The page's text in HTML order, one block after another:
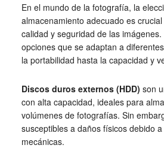
En el mundo de la fotografía, la
almacenamiento adecuado es
calidad y seguridad de las
opciones que se adaptan a
la portabilidad hasta la capacidad y
Discos duros externos (HDD) son
con alta capacidad, ideales para
volúmenes de fotografías. Sin
susceptibles a daños físicos debido
mecánicas.